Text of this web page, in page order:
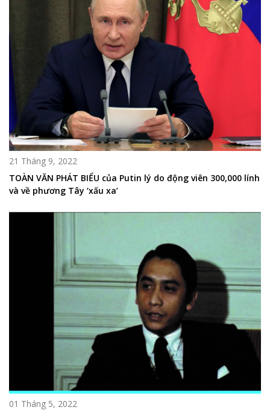
21 Tháng 9, 2022
TOÀN VĂN PHÁT BIỂU của Putin lý do động viên 300,000 lính
và về phương Tây ‘xấu xa’
01 Tháng 5, 2022